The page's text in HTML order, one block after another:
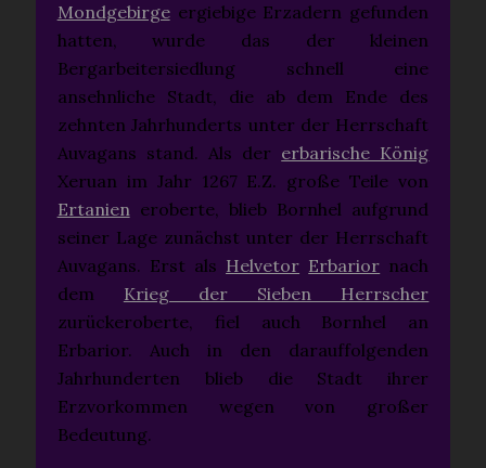
Mondgebirgeergiebige Erzadern gefunden
hatten, wurde das der kleinen
Bergarbeitersiedlung schnell eine
ansehnliche Stadt, die ab dem Ende des
zehnten Jahrhunderts unter der Herrschaft
Auvagans stand. Als der erbarische König
Xeruan im Jahr 1267 E.Z. große Teile von
Ertanieneroberte, blieb Bornhel aufgrund
seiner Lage zunächst unter der Herrschaft
Auvagans. Erst als Helvetor Erbarior nach
dem Krieg der Sieben Herrscher
zurückeroberte, fiel auch Bornhel an
Erbarior. Auch in den darauffolgenden
Jahrhunderten blieb die Stadt ihrer
Erzvorkommen wegen von großer
Bedeutung.